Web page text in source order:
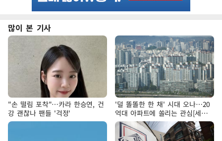
많이 본 기사
"손 떨림 포착"…카라 한승연, 건
강 괜찮나 팬들 '걱정'
'덜 똘똘한 한 채' 시대 오나…20
억대 아파트에 쏠리는 관심[세제
개편, 그 이후②]